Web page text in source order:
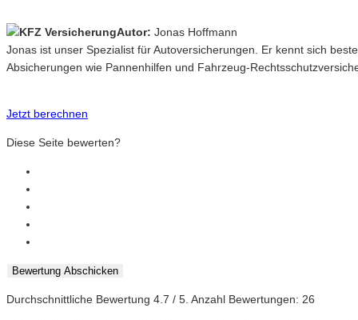
Autor: Jonas Hoffmann
Jonas ist unser Spezialist für Autoversicherungen. Er kennt sich
Absicherungen wie Pannenhilfen und Fahrzeug-
Jetzt berechnen
Diese Seite bewerten?
Bewertung Abschicken
Durchschnittliche Bewertung 4.7 / 5. Anzahl Bewertungen: 26